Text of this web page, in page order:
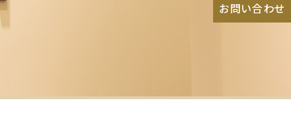
お問い合わせ